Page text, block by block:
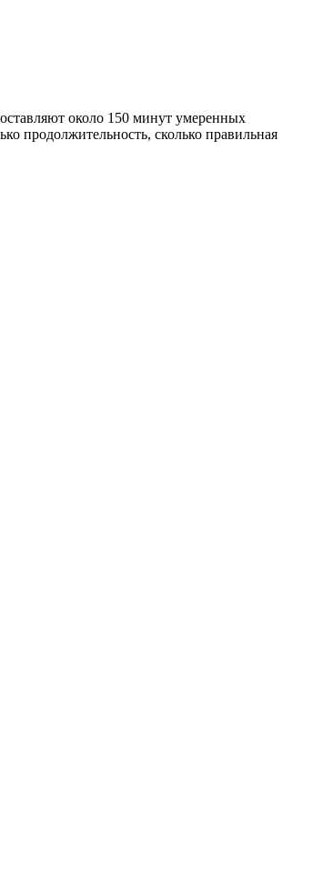
около 150 минут умеренных
продолжительность, сколько правильная